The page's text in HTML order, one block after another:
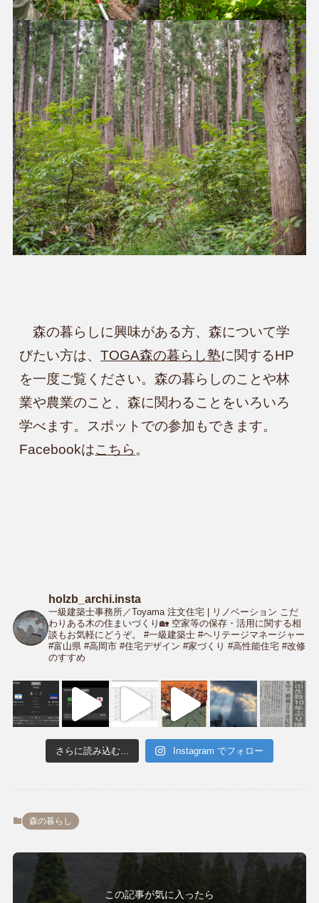
森の暮らしに興味がある方、森について学
びたい方は、TOGA森の暮らし塾に関するHP
を一度ご覧ください。森の暮らしのことや林
業や農業のこと、森に関わることをいろいろ
学べます。スポットでの参加もできます。
Facebookはこちら 。
holzb_archi.insta
一級建築士事務所／Toyama注文住宅 | リノベーション こだ
わりある木の住まいづくり🏡空家等の保存・活用に関する相
談もお気軽にどうぞ。
#一級建築士 #ヘリテージマネージャー
#富山県 #高岡市 #住宅デザイン #家づくり #高性能住宅 #改修
のすすめ
さらに読み込む... Instagram でフォロー
森の暮らし
この記事が気に入ったら